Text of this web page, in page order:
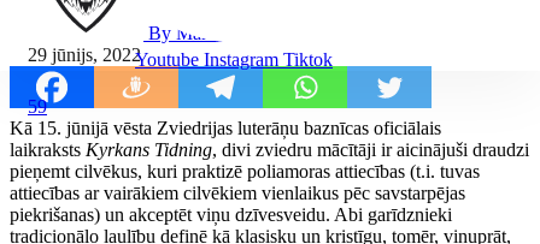
Youtube Instagram Tiktok
By Mārcis Jencītis
29 jūnijs, 2022
59
Kā 15. jūnijā vēsta Zviedrijas luterāņu baznīcas oficiālais
laikraksts Kyrkans Tidning, divi zviedru mācītāji ir aicinājuši draudzi
pieņemt cilvēkus, kuri praktizē poliamoras attiecības (t.i. tuvas
attiecības ar vairākiem cilvēkiem vienlaikus pēc savstarpējas
piekrišanas) un akceptēt viņu dzīvesveidu. Abi garīdznieki
tradicionālo laulību definē kā klasisku un kristīgu, tomēr, viņuprāt,